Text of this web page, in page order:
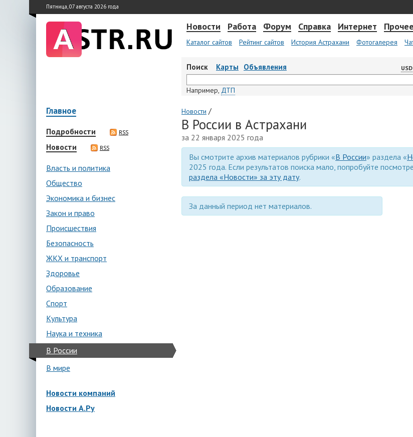
Пятница, 07 августа 2026 года
Новости Работа Форум Справка Интернет Прочее
Каталог сайтов Рейтинг сайтов История Астрахани Фотогалерея
Поиск Карты Объявления USD
Например, ДТП
Главное
Подробности RSS
Новости RSS
Власть и политика
Общество
Экономика и бизнес
Закон и право
Происшествия
Безопасность
ЖКХ и транспорт
Здоровье
Образование
Спорт
Культура
Наука и техника
В России
В мире
Новости компаний
Новости А.Ру
Новости /
В России в Астрахани
за 22 января 2025 года
Вы смотрите архив материалов рубрики «В России» раздела «
2025 года. Если результатов поиска мало, попробуйте
раздела «Новости» за эту дату.
За данный период нет материалов.